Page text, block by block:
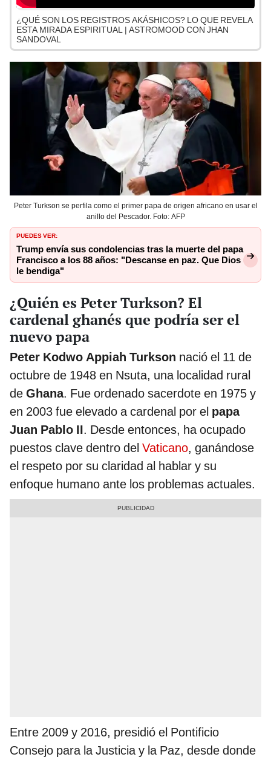
¿QUÉ SON LOS REGISTROS AKÁSHICOS? LO QUE REVELA
ESTA MIRADA ESPIRITUAL | ASTROMOOD CON JHAN
SANDOVAL
Peter Turkson se perfila como el primer papa de origen africano en usar el
anillo del Pescador. Foto: AFP
PUEDES VER:
Trump envía sus condolencias tras la muerte del papa
Francisco a los 88 años: "Descanse en paz. Que Dios
le bendiga"
¿Quién es Peter Turkson? El
cardenal ghanés que podría ser el
nuevo papa
Peter Kodwo Appiah Turkson nació el 11 de
octubre de 1948 en Nsuta, una localidad rural
de Ghana. Fue ordenado sacerdote en 1975 y
en 2003 fue elevado a cardenal por el papa
Juan Pablo II. Desde entonces, ha ocupado
puestos clave dentro del Vaticano, ganándose
el respeto por su claridad al hablar y su
enfoque humano ante los problemas actuales.
Entre 2009 y 2016, presidió el Pontificio
Consejo para la Justicia y la Paz, desde donde